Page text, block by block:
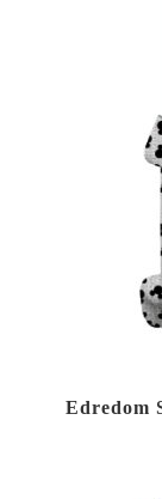
Edredom